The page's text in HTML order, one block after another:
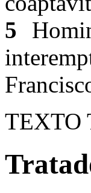
5
TEXTO